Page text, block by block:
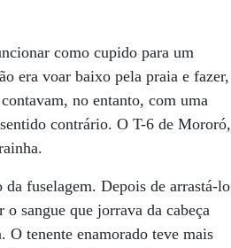
como cupido para um
era voar baixo pela praia e fazer,
no entanto, com uma
contrário. O T-6 de Mororó,
fuselagem. Depois de arrastá-lo
sangue que jorrava da cabeça
O tenente enamorado teve mais